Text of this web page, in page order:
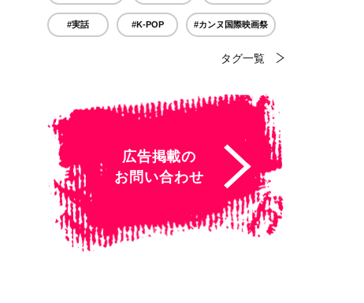
#実話 #K-POP #カンヌ国際映画祭
タグ一覧
広告掲載の
お問い合わせ